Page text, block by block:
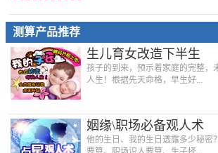
测算产品推荐
生儿育女改造下半生
孩子的到来，预示着家庭的完整，
人生！根据先天命格，早生好...
姻缘\职场必备观人术
他的生日、我的生日透露多少秘密